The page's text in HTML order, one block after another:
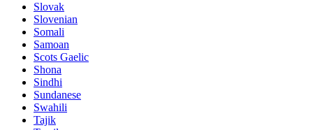
Slovak
Slovenian
Somali
Samoan
Scots Gaelic
Shona
Sindhi
Sundanese
Swahili
Tajik